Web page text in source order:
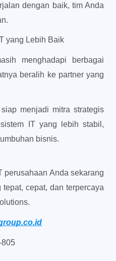
dengan baik, tim Anda
yang Lebih Baik
menghadapi berbagai
beralih ke partner yang
menjadi mitra strategis
IT yang lebih stabil,
bisnis.
perusahaan Anda sekarang
cepat, dan terpercaya
805